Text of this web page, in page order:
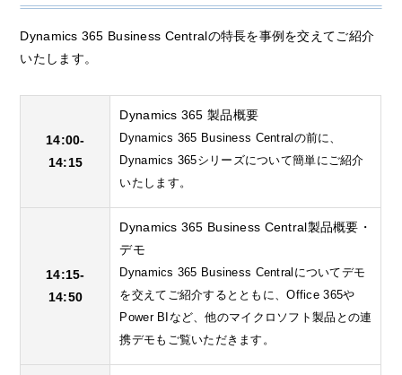
Dynamics 365 Business Centralの特長を事例を交えてご紹介
いたします。
14:00-
14:15
Dynamics 365 製品概要
Dynamics 365 Business Centralの前に、
Dynamics 365シリーズについて簡単にご紹介
いたします。
14:15-
14:50
Dynamics 365 Business Central製品概要・
デモ
Dynamics 365 Business Centralについてデモ
を交えてご紹介するとともに、Office 365や
Power BIなど、他のマイクロソフト製品との連
携デモもご覧いただきます。